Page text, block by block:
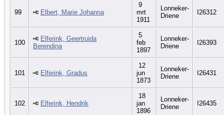
99 Elbert, Marie Johanna
9
mrt
1911
Lonneker-
Driene
I26312
100
Elferink, Geertruida
Berendina
5
feb
1897
Lonneker-
Driene
I26393
101 Elferink, Gradus
12
jun
1873
Lonneker-
Driene
I26431
102 Elferink, Hendrik
18
jan
1896
Lonneker-
Driene
I26435